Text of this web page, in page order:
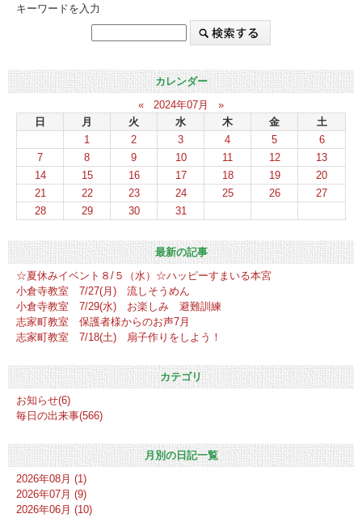
キーワードを入力
カレンダー
«
2024年07月
»
日
月 火 水 木 金
土
1
2 3 4 5
6
7
8 9 10 11 12
13
14
15 16 17 18 19
20
21
22 23 24 25 26
27
28
29 30 31
最新の記事
☆夏休みイベント８/５（水）☆ハッピーすまいる本宮
小倉寺教室 7/27(月) 流しそうめん
小倉寺教室 7/29(水) お楽しみ 避難訓練
志家町教室 保護者様からのお声7月
志家町教室 7/18(土) 扇子作りをしよう！
カテゴリ
お知らせ(6)
毎日の出来事(566)
月別の日記一覧
2026年08月 (1)
2026年07月 (9)
2026年06月 (10)